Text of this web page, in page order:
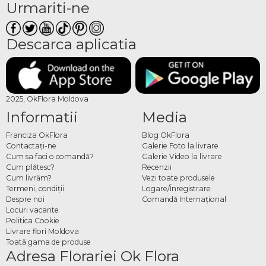
Urmariti-ne
Descarca aplicatia
2025, OkFlora Moldova
Informatii
Franciza OkFlora
Contactaţi-ne
Cum sa faci o comandă?
Cum plătesc?
Cum livrăm?
Termeni, condiţii
Despre noi
Locuri vacante
Politica Cookie
Livrare flori Moldova
Toată gama de produse
Media
Blog OkFlora
Galerie Foto la livrare
Galerie Video la livrare
Recenzii
Vezi toate produsele
Logare/Înregistrare
Comandă Internațional
Adresa Florariei Ok Flora